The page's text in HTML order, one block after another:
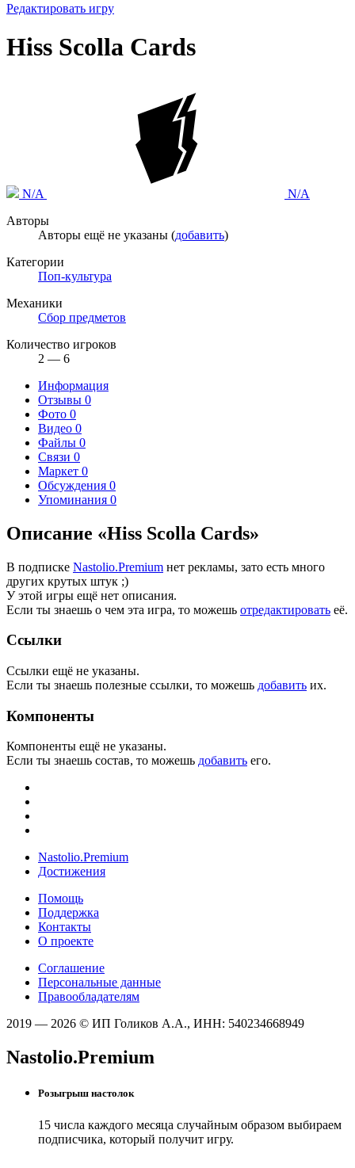
Редактировать игру
Hiss Scolla Cards
N/A
N/A
Авторы
Авторы ещё не указаны (добавить)
Категории
Поп-культура
Механики
Сбор предметов
Количество игроков
2 — 6
Информация
Отзывы 0
Фото 0
Видео 0
Файлы 0
Связи 0
Маркет 0
Обсуждения 0
Упоминания 0
Описание «Hiss Scolla Cards»
В подписке Nastolio.Premium нет рекламы, зато есть много
других крутых штук ;)
У этой игры ещё нет описания.
Если ты знаешь о чем эта игра, то можешь отредактировать её.
Ссылки
Ссылки ещё не указаны.
Если ты знаешь полезные ссылки, то можешь добавить их.
Компоненты
Компоненты ещё не указаны.
Если ты знаешь состав, то можешь добавить его.
Nastolio.Premium
Достижения
Помощь
Поддержка
Контакты
О проекте
Соглашение
Персональные данные
Правообладателям
2019 — 2026 © ИП Голиков А.А., ИНН: 540234668949
Nastolio.Premium
Розыгрыш настолок
15 числа каждого месяца случайным образом выбираем
подписчика, который получит игру.